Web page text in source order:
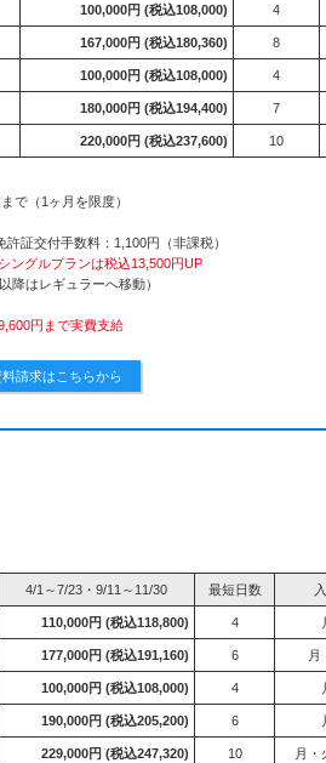
100,000円 (税込108,000) 4
167,000円 (税込180,360) 8
100,000円 (税込108,000) 4
180,000円 (税込194,400) 7
220,000円 (税込237,600) 10
で（1ヶ月を限度）
証交付手数料：1,100円（非課税）
ングルプランは税込13,500円UP
降はレギュラーへ移動）
円まで実費支給
料請求はこちらから
4/1～7/23・9/11～11/30 最短日数
110,000円 (税込118,800) 4
177,000円 (税込191,160) 6 月
100,000円 (税込108,000) 4
190,000円 (税込205,200) 6
229,000円 (税込247,320) 10 月・